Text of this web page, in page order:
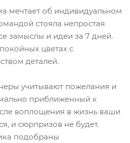
мечтает об индивидуальном
стояла непростая
замыслы и идеи за 7 дней.
цветах с
деталей.
учитывают пожелания и
приближенный к
воплощения в жизнь ваши
и сюрпризов не будет.
подобраны